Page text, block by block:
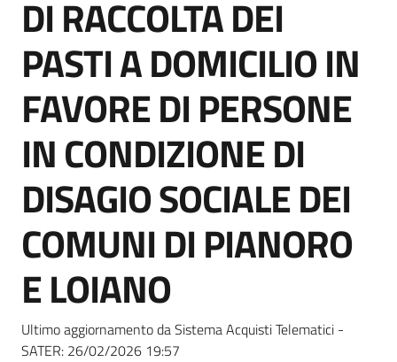
English
site
Seguici
su
DI RACCOLTA DEI
PASTI A DOMICILIO IN
FAVORE DI PERSONE
IN CONDIZIONE DI
DISAGIO SOCIALE DEI
COMUNI DI PIANORO
E LOIANO
Ultimo aggiornamento da Sistema Acquisti Telematici -
SATER: 26/02/2026 19:57